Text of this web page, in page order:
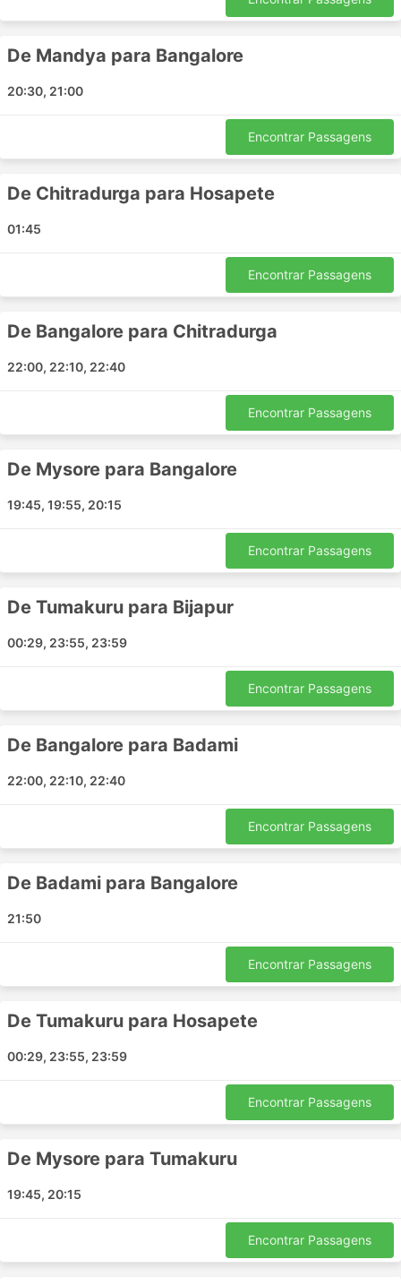
muito tempo. Os limites de bagagem são
para bagagem extra, se forem estabelecidos
As passagens de ônibus podem ser mais
acessíveis em comparação com as passagens
aéreas ou de trem velozes. Existe sempre uma
escolha de classes de passagens para todos os
ser um pouco lentas e não oferecem conforto
banheiros ou paradas para banheiro, assim como
lanches, água e às vezes artigos de higiene
pessoal e cobertores estão quase sempre
Se você estiver pronto para gastar mais, alguns
classe executiva em um avião com largos
assentos reclináveis, cobertores, menos
passageiros e muitas outras vantagens para que
sua viagem seja agradável.
Contras de Viagens de Ônibus
estão muito muitas vezes localizados fora da
cidade, perto de rodovias maiores para permitir
cidade. Infelizmente, isso pode criar dificuldades
extras para os viajantes, também. Chegar a tal
terminal pode ser um problema, já que em alguns
autorizados a entrar no terminal, e você terá que
usar transportes especiais para chegar lá. Isto
podem subir. Calcule também o tempo extra se
você estiver viajando durante as horas de pico,
especialmente se você não estiver familiarizado
Os ônibus são provavelmente o meio de
frequência em comparação com os trens ou
aviões. Eles dependem muito da situação da
desvios, etc. Isso se aplica especialmente a
viagens durante fins de semana, alta estação ou
conexões complicadas.
períodos mais procurados pode exigir reserva
antecipada. Lembre-se de que nem sempre é
possível chegar à rodoviária e pegar o próximo
ônibus - as passagens podem estar todas
antecipadamente.
De Mandya para Bangalore
20:30, 21:00
Encontrar Passagens
De Chitradurga para Hosapete
01:45
Encontrar Passagens
De Bangalore para Chitradurga
22:00, 22:10, 22:40
Encontrar Passagens
De Mysore para Bangalore
19:45, 19:55, 20:15
Encontrar Passagens
De Tumakuru para Bijapur
00:29, 23:55, 23:59
Encontrar Passagens
De Bangalore para Badami
22:00, 22:10, 22:40
Encontrar Passagens
De Badami para Bangalore
21:50
Encontrar Passagens
De Tumakuru para Hosapete
00:29, 23:55, 23:59
Encontrar Passagens
De Mysore para Tumakuru
19:45, 20:15
Encontrar Passagens